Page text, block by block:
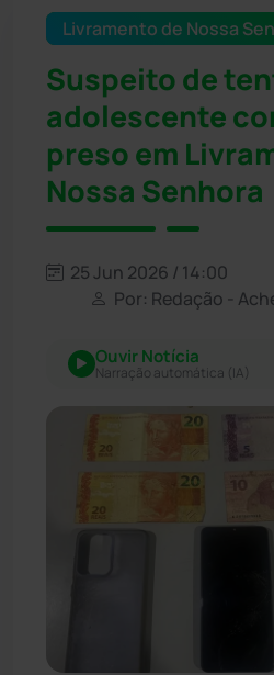
Livramento de Nossa
Suspeito de
adolescente
preso em
Nossa Senhora
25 Jun 2026 / 14:00
Por: Redação -
Ouvir Notícia
Narração automática (IA)